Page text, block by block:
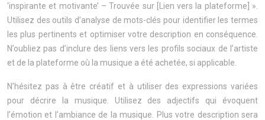
‘inspirante et motivante’ – Trouvée sur [Lien vers la plateforme] ».
Utilisez des outils d’analyse de mots-clés pour identifier les termes
les plus pertinents et optimiser votre description en conséquence.
N’oubliez pas d’inclure des liens vers les profils sociaux de l’artiste
et de la plateforme où la musique a été achetée, si applicable.
N’hésitez pas à être créatif et à utiliser des expressions variées
pour décrire la musique. Utilisez des adjectifs qui évoquent
l’émotion et l’ambiance de la musique. Plus votre description sera